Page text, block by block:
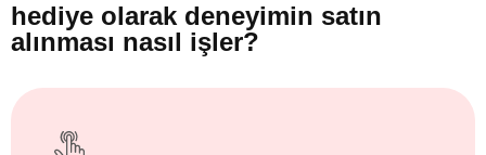
hediye olarak deneyimin satın
alınması nasıl işler?